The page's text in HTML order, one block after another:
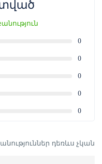
նախատեսված է
միայն մեկ անգամ
դեպքում անհրաժեշտ
կոդ):
0
0
0
0
0
դեռևս չկան